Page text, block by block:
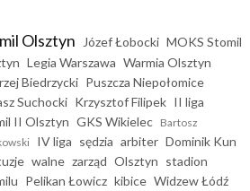
Olsztyn Józef Łobocki MOKS Stomil
Legia Warszawa Warmia Olsztyn
Biedrzycki Puszcza Niepołomice
Suchocki Krzysztof Filipek II liga
II Olsztyn GKS Wikielec Bartosz
IV liga sędzia arbiter Dominik Kun
walne zarząd Olsztyn stadion
Pelikan Łowicz kibice Widzew Łódź